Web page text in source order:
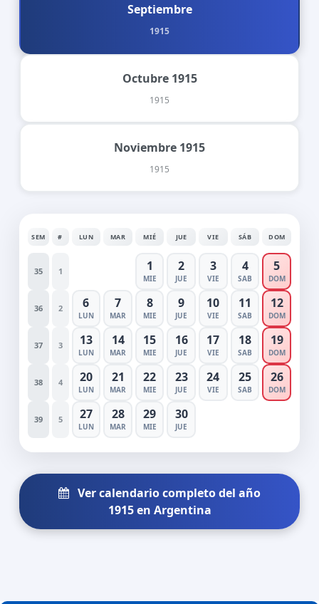
Septiembre
1915
Octubre 1915
1915
Noviembre 1915
1915
SEM # LUN MAR MIÉ JUE VIE SÁB DOM
35 1 1
MIE
2
JUE
3
VIE
4
SAB
5
DOM
36 2 6
LUN
7
MAR
8
MIE
9
JUE
10
VIE
11
SAB
12
DOM
37 3 13
LUN
14
MAR
15
MIE
16
JUE
17
VIE
18
SAB
19
DOM
38 4 20
LUN
21
MAR
22
MIE
23
JUE
24
VIE
25
SAB
26
DOM
39 5 27
LUN
28
MAR
29
MIE
30
JUE
Ver calendario completo del año
1915 en Argentina